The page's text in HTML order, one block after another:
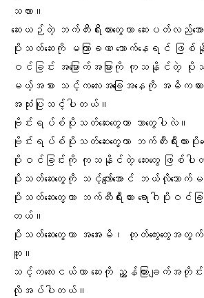
သလား။
ဆေးယဉ်တဲ့ ဘက်တီးရီးယားတွေဟာ ဆေးပတ်လည်
ပိုးသတ်ဆေးကို မကြာခဏ သောက်နေရင် ဖြစ်
ဝင်ခြင်း အမြောက်အမြားကို ကုသနိုင်တဲ့ ပိုးသ
မယ့်အစား သင့်ကလေးအခြေအနေကို အဓိကထာ
အသုံးပြုသင့်ပါတယ်။
ဗိုင်းရပ်စ်ပိုးသတ်ဆေးတွေဟာ ဘာတွေပါလဲ။
ဗိုင်းရပ်စ်ပိုးသတ်ဆေးတွေဟာ ဘက်တီးရီးယာ
ပိုးဝင်ခြင်းကို ကုသနိုင်တဲ့ ဆေးတွေ ဖြစ်ပ
ပိုးသတ်ဆေးတွေကို သင့်လျော်အောင် ဘယ်လိုသောက်
ပိုးသတ်ဆေးတွေဟာ ဘက်တီးရီးယား ရောဂါပိုး
တယ်။
ပိုးသတ်ဆေးတွေဟာ အအေးမိ၊ တုတ်ကွေးတွေ
ဘူး။
သင့်ကလေးငယ်ဟာ ဆေးကို ညွှန်ကြားချက်အတိုင်း
လိုအပ်ပါတယ်။